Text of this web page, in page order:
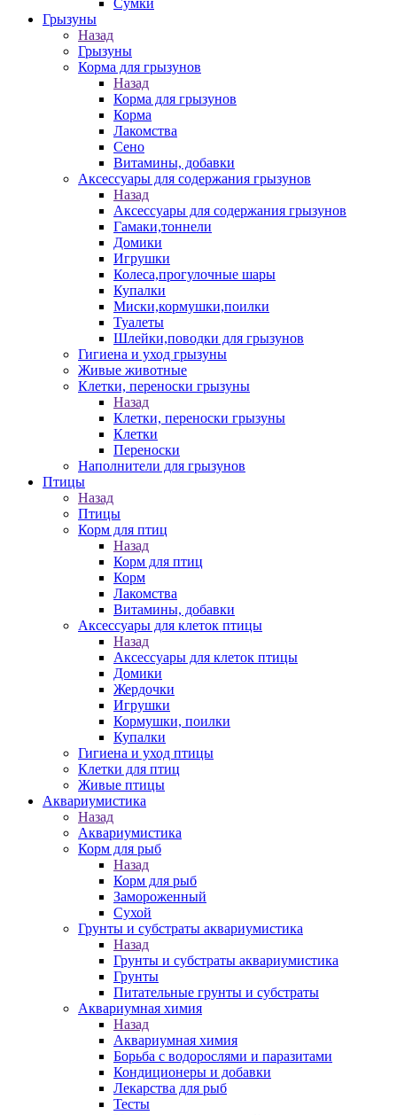
Сумки
Грызуны
Назад
Грызуны
Корма для грызунов
Назад
Корма для грызунов
Корма
Лакомства
Сено
Витамины, добавки
Аксессуары для содержания грызунов
Назад
Аксессуары для содержания грызунов
Гамаки,тоннели
Домики
Игрушки
Колеса,прогулочные шары
Купалки
Миски,кормушки,поилки
Туалеты
Шлейки,поводки для грызунов
Гигиена и уход грызуны
Живые животные
Клетки, переноски грызуны
Назад
Клетки, переноски грызуны
Клетки
Переноски
Наполнители для грызунов
Птицы
Назад
Птицы
Корм для птиц
Назад
Корм для птиц
Корм
Лакомства
Витамины, добавки
Аксессуары для клеток птицы
Назад
Аксессуары для клеток птицы
Домики
Жердочки
Игрушки
Кормушки, поилки
Купалки
Гигиена и уход птицы
Клетки для птиц
Живые птицы
Аквариумистика
Назад
Аквариумистика
Корм для рыб
Назад
Корм для рыб
Замороженный
Сухой
Грунты и субстраты аквариумистика
Назад
Грунты и субстраты аквариумистика
Грунты
Питательные грунты и субстраты
Аквариумная химия
Назад
Аквариумная химия
Борьба с водорослями и паразитами
Кондиционеры и добавки
Лекарства для рыб
Тесты